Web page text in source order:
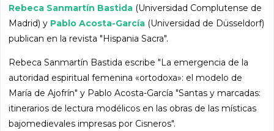
Rebeca Sanmartín Bastida (Universidad Complutense de
Madrid) y Pablo Acosta-García (Universidad de Düsseldorf)
publican en la revista "Hispania Sacra".
Rebeca Sanmartín Bastida escribe "La emergencia de la
autoridad espiritual femenina «ortodoxa»: el modelo de
María de Ajofrín" y Pablo Acosta-García "Santas y marcadas:
itinerarios de lectura modélicos en las obras de las místicas
bajomedievales impresas por Cisneros".